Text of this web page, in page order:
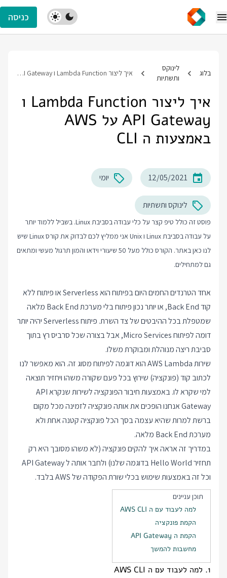
כניסה
בלוג
לינוקס
ותשתיות
איך ליצור Lambda Function ו API Gateway על AWS באמצעות ה CLI
איך ליצור Lambda Function ו
API Gateway על AWS
באמצעות ה CLI
12/05/2021 יומי
לינוקס ותשתיות
פוסט זה כולל טיפ קצר על כלי עבודה בסביבת Linux. בשביל ללמוד יותר
על עבודה בסביבת Linux ו Unix אני ממליץ לכם לבדוק את
קורס Linux
שיש
לנו כאן באתר. הקורס כולל מעל 50 שיעורי וידאו והמון תרגול מעשי ומתאים
גם למתחילים.
אחד הטרנדים החמים היום בפיתוח הוא Serverless או פיתוח ללא
קוד Back End, או יותר נכון פיתוח בלי מערכת Back End מלאה
שמטפלת בכל ההיבטים של צד השרת. פיתוח Serverless יהיה יותר
דומה לפיתוח Micro Services, אבל בצורה שכל סרביס רץ בתוך
סביבת ריצה מנוהלת ומבוקרת משלו.
שירות AWS Lambda הוא דוגמה לפיתוח מסוג זה. הוא מאפשר לנו
לכתוב קוד (פונקציה) שירוץ בכל פעם שקורה משהו ויחזיר תוצאה
למי שקרא לו. באמצעות חיבור הפונקציה לשירות שנקרא API
Gateway אנחנו הופכים את אותה פונקציה לזמינה מכל מקום
ברשת למרות שהיא עצמה בסך הכל פונקציה קטנה אחת ולא
מערכת Back End מלאה.
במדריך זה אראה איך להקים פונקציה (לא משהו מסובך היא רק
תחזיר Hello World בדוגמה שלנו) ולחבר אותה ל API Gateway
וכל זה באמצעות שימוש בכלי שורת הפקודה של AWS בלבד.
תוכן עניינים
למה לעבוד עם ה AWS CLI
הקמת פונקציה
הקמת ה API Gateway
מחשבות להמשך
1. למה לעבוד עם ה AWS CLI